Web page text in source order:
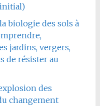
biologie des sols à
jardins, vergers,
de résister au
des
changement